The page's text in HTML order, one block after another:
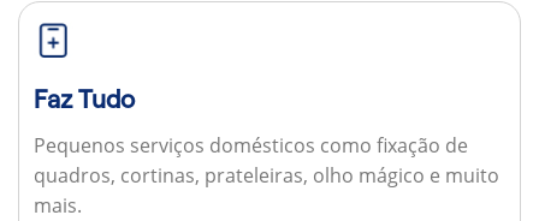
Faz Tudo
Pequenos serviços domésticos como fixação de
quadros, cortinas, prateleiras, olho mágico e muito
mais.